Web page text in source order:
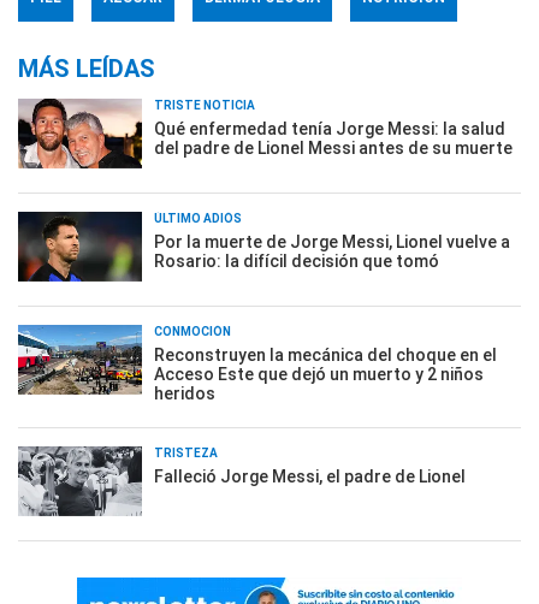
MÁS LEÍDAS
TRISTE NOTICIA
Qué enfermedad tenía Jorge Messi: la salud
del padre de Lionel Messi antes de su muerte
ÚLTIMO ADIÓS
Por la muerte de Jorge Messi, Lionel vuelve a
Rosario: la difícil decisión que tomó
CONMOCIÓN
Reconstruyen la mecánica del choque en el
Acceso Este que dejó un muerto y 2 niños
heridos
TRISTEZA
Falleció Jorge Messi, el padre de Lionel